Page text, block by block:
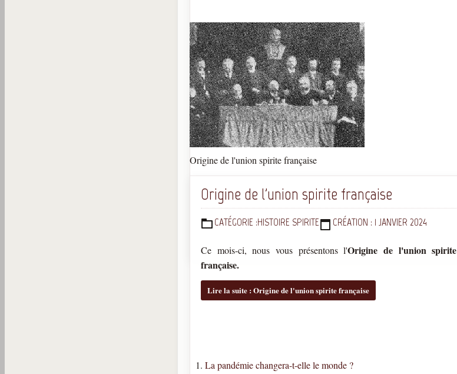
Origine de l'union spirite française
Origine de l'union spirite française
DÉTAILSCATÉGORIE :HISTOIRE SPIRITE CRÉATION : 1 JANVIER 2024
Ce mois-ci, nous vous présentons l'Origine de l'union spirite
française.
Lire la suite : Origine de l'union spirite française
La pandémie changera-t-elle le monde ?